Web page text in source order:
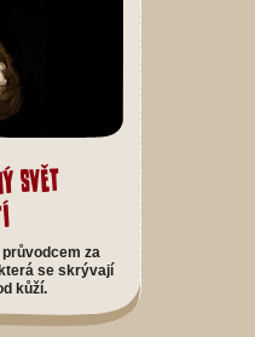
svět
za
se skrývají
kůží.